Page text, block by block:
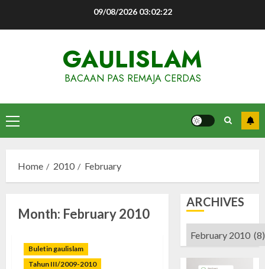
09/08/2026 03:02:23
GAULISLAM
BACAAN PAS REMAJA CERDAS
Primary
Menu
Home 2010 February
Month: February 2010
Buletin gaulislam
Tahun III/2009-2010
ARCHIVES
Archives